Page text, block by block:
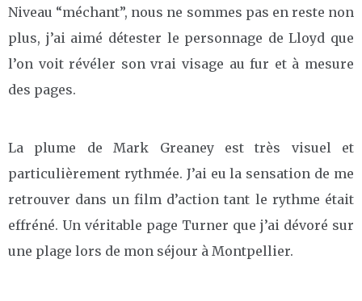
Niveau “méchant”, nous ne sommes pas en reste non
plus, j’ai aimé détester le personnage de Lloyd que
l’on voit révéler son vrai visage au fur et à mesure
des pages.
La plume de Mark Greaney est très visuel et
particulièrement rythmée. J’ai eu la sensation de me
retrouver dans un film d’action tant le rythme était
effréné. Un véritable page Turner que j’ai dévoré sur
une plage lors de mon séjour à Montpellier.